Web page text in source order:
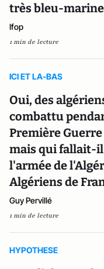
très bleu-marine
Ifop
1 min de lecture
ICI ET LA-BAS
Oui, des
combattu
Première
mais qui fallait-
l'armée de
Algériens de
Guy Pervillé
1 min de lecture
HYPOTHESE